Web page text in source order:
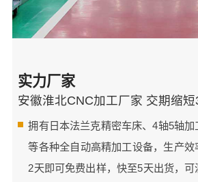
实力厂家
安徽淮北CNC加工厂家 交期缩
拥有日本法兰克精密车床、4轴5轴
等各种全自动高精加工设备，生产效
2天即可免费出样，快至5天出货，